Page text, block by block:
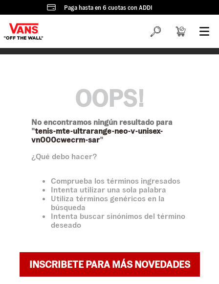
Paga hasta en 6 cuotas con ADDI
OOPS!
No encontramos ningún resultado para
"tenis-mte-ultrarange-neo-v-unisex-
vn000cwecrm-sar"
¿Qué debo hacer?
Comprueba los términos ingresados
Intenta utilizar una sola palabra
Utiliza términos genéricos en la
búsqueda
Intenta buscar sinónimos del término
deseado
INSCRIBETE PARA MÁS NOVEDADES